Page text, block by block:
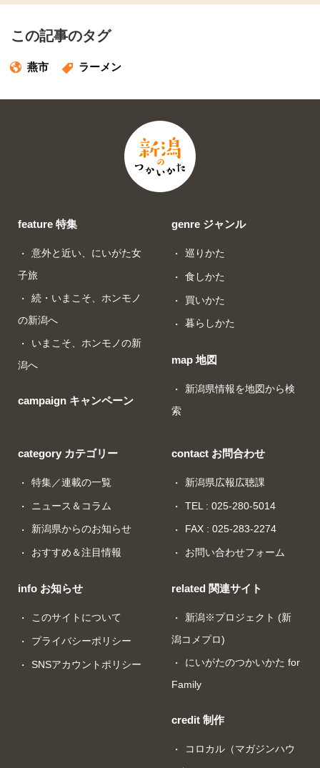
この記事のタグ
燕市 ラーメン
feature 特集
意外と近い、にいがた女
子旅
続・いまこそ、ホンモノ
の新潟へ
いまこそ、ホンモノの新
潟へ
campaign キャンペーン
genre ジャンル
巡りかた
食しかた
買いかた
暮らしかた
map 地図
新潟県情報を地図から検
索
category カテゴリー
特集／連載の一覧
ニュース＆コラム
新潟県からのお知らせ
おすすめ＆注目情報
info お知らせ
このサイトについて
プライバシーポリシー
SNSアカウントポリシー
contact お問合わせ
新潟県広報広聴課
TEL : 025-280-5014
FAX : 025-283-2274
お問い合わせフォーム
related 関連サイト
新潟※プロジェクト (新
潟コメプロ)
にいがたのつかいかた for
Family
credit 制作
コロカル（マガジンハウ